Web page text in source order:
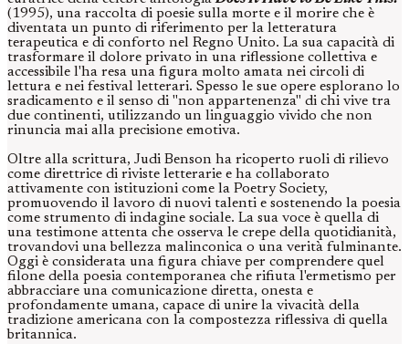
(1995), una raccolta di poesie sulla morte e il morire che è
diventata un punto di riferimento per la letteratura
terapeutica e di conforto nel Regno Unito. La sua capacità di
trasformare il dolore privato in una riflessione collettiva e
accessibile l'ha resa una figura molto amata nei circoli di
lettura e nei festival letterari. Spesso le sue opere esplorano lo
sradicamento e il senso di "non appartenenza" di chi vive tra
due continenti, utilizzando un linguaggio vivido che non
rinuncia mai alla precisione emotiva.
Oltre alla scrittura, Judi Benson ha ricoperto ruoli di rilievo
come direttrice di riviste letterarie e ha collaborato
attivamente con istituzioni come la Poetry Society,
promuovendo il lavoro di nuovi talenti e sostenendo la poesia
come strumento di indagine sociale. La sua voce è quella di
una testimone attenta che osserva le crepe della quotidianità,
trovandovi una bellezza malinconica o una verità fulminante.
Oggi è considerata una figura chiave per comprendere quel
filone della poesia contemporanea che rifiuta l'ermetismo per
abbracciare una comunicazione diretta, onesta e
profondamente umana, capace di unire la vivacità della
tradizione americana con la compostezza riflessiva di quella
britannica.